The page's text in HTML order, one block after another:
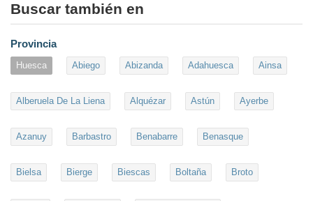
Buscar también en
Provincia
Huesca Abiego Abizanda Adahuesca Ainsa
Alberuela De La Liena Alquézar Astún Ayerbe
Azanuy Barbastro Benabarre Benasque
Bielsa Bierge Biescas Boltaña Broto